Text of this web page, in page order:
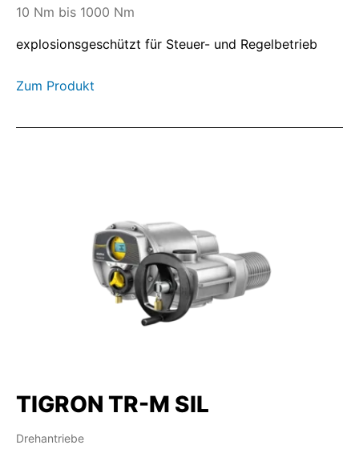
10 Nm bis 1000 Nm
explosionsgeschützt für Steuer- und Regelbetrieb
Zum Produkt
TIGRON TR-M SIL
Drehantriebe